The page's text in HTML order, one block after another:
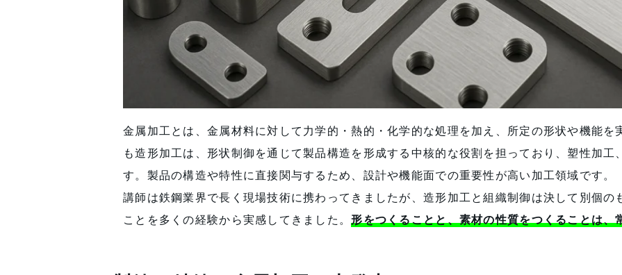
金属加工とは、金属材料に対して力学的・熱的・化学的な処理を加え、所定の形状や機能
も造形加工は、形状制御を通じて製品構造を形成する中核的な役割を担っており、塑性加工
す。製品の構造や特性に直接関与するため、設計や機能面での重要性が高い加工領域です。
講師は鉄鋼業界で長く現場技術に携わってきましたが、造形加工と組織制御は決して別個の
ことを多くの経験から実感してきました。形をつくることと、素材の性質をつくることは